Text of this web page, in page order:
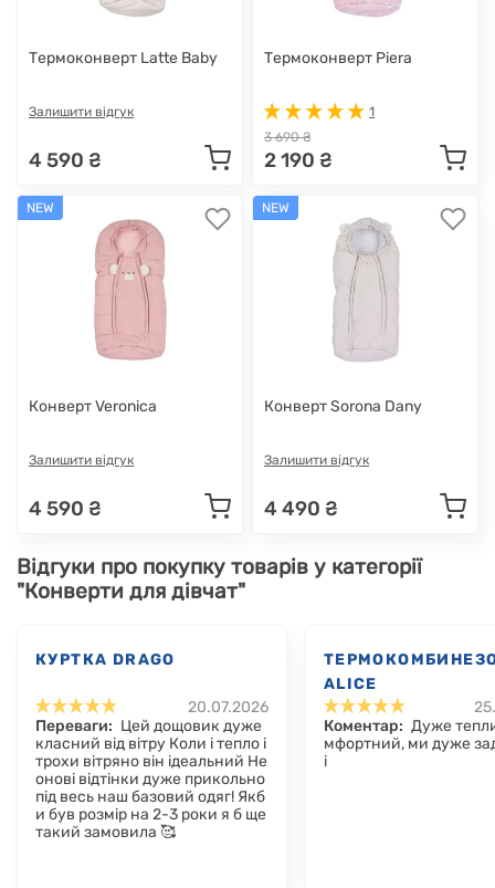
Термоконверт Latte Baby
Залишити відгук
4 590 ₴
Термоконверт Piera
1
3 690 ₴
2 190 ₴
NEW
Конверт Veronica
Залишити відгук
4 590 ₴
NEW
Конверт Sorona Dany
Залишити відгук
4 490 ₴
Відгуки про покупку товарів у категорії
"Конверти для дівчат"
КУРТКА DRAGO
20.07.2026
Переваги: Цей дощовик дуже
класний від вітру Коли і тепло і
трохи вітряно він ідеальний Не
онові відтінки дуже прикольно
під весь наш базовий одяг! Якб
и був розмір на 2-3 роки я б ще
такий замовила 🥰
ALICE
Коментар: Дуже
мфортний, ми дуже
і